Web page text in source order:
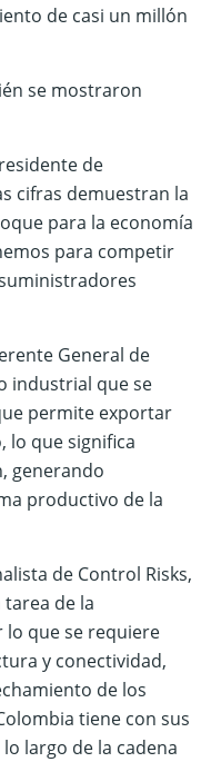
de casi un millón
se mostraron
de
cifras demuestran la
para la economía
para competir
General de
industrial que se
permite exportar
lo que significa
generando
productivo de la
de Control Risks,
de la
lo que se requiere
y conectividad,
de los
tiene con sus
largo de la cadena